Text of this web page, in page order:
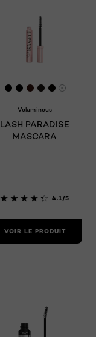
[Color]: #000000
[Color]:
[Color]:
[Color]:
[Color]:
Voluminous
LASH PARADISE
MASCARA
4.1/5
VOIR LE PRODUIT